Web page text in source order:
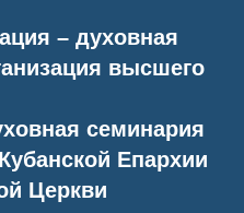
– духовная
высшего
семинария
Епархии
Церкви